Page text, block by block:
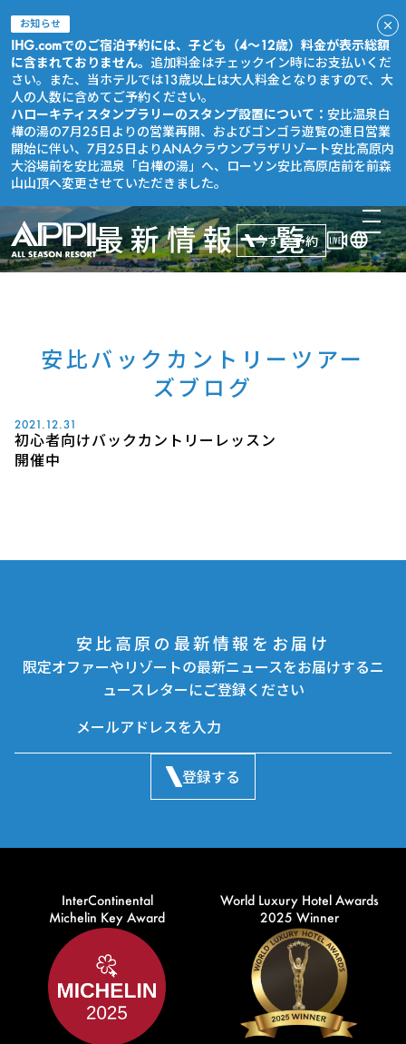
お知らせ
IHG.comでのご宿泊予約には、子ども（4～12歳）料金が表示総額
に含まれておりません。 追加料金はチェックイン時にお支払いくだ
さい。また、当ホテルでは13歳以上は大人料金となりますので、大
人の人数に含めてご予約ください。
ハローキティスタンプラリーのスタンプ設置について： 安比温泉白
樺の湯の7月25日よりの営業再開、およびゴンゴラ遊覧の連日営業
開始に伴い、7月25日よりANAクラウンプラザリゾート安比高原内
大浴場前を安比温泉「白樺の湯」へ、ローソン安比高原店前を前森
山山頂へ変更させていただきました。
今すぐ予約
最新情報一覧
安比バックカントリーツアー
ズブログ
2021.12.31
初心者向けバックカントリーレッスン
開催中
安比高原の最新情報をお届け
限定オファーやリゾートの最新ニュースをお届けするニ
ュースレターにご登録ください
登録する
InterContinental
Michelin Key Award
World Luxury Hotel Awards
2025 Winner